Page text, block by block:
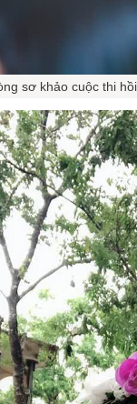
sơ khảo cuộc thi